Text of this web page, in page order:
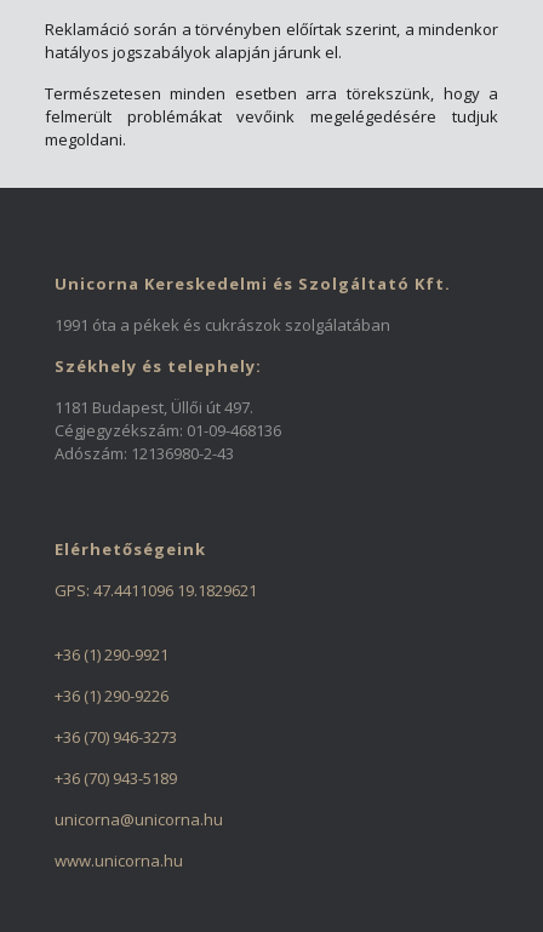
Reklamáció során a törvényben előírtak szerint, a mindenkor
hatályos jogszabályok alapján járunk el.
Természetesen minden esetben arra törekszünk, hogy a
felmerült problémákat vevőink megelégedésére tudjuk
megoldani.
Unicorna Kereskedelmi és Szolgáltató Kft.
1991 óta a pékek és cukrászok szolgálatában
Székhely és telephely:
1181 Budapest, Üllői út 497.
Cégjegyzékszám: 01-09-468136
Adószám: 12136980-2-43
Elérhetőségeink
GPS: 47.4411096 19.1829621
+36 (1) 290-9921
+36 (1) 290-9226
+36 (70) 946-3273
+36 (70) 943-5189
unicorna@unicorna.hu
www.unicorna.hu